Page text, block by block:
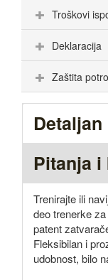
Troškovi
Deklaracija
Zaštita
Pitanja
Trenirajte ili
deo trenerke
patent
Fleksibilan i
udobnost, bilo